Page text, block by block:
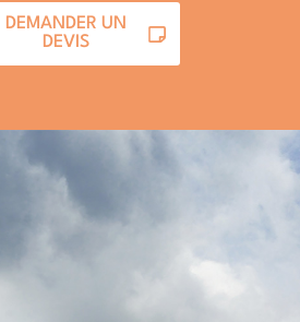
DEMANDER UN
DEVIS